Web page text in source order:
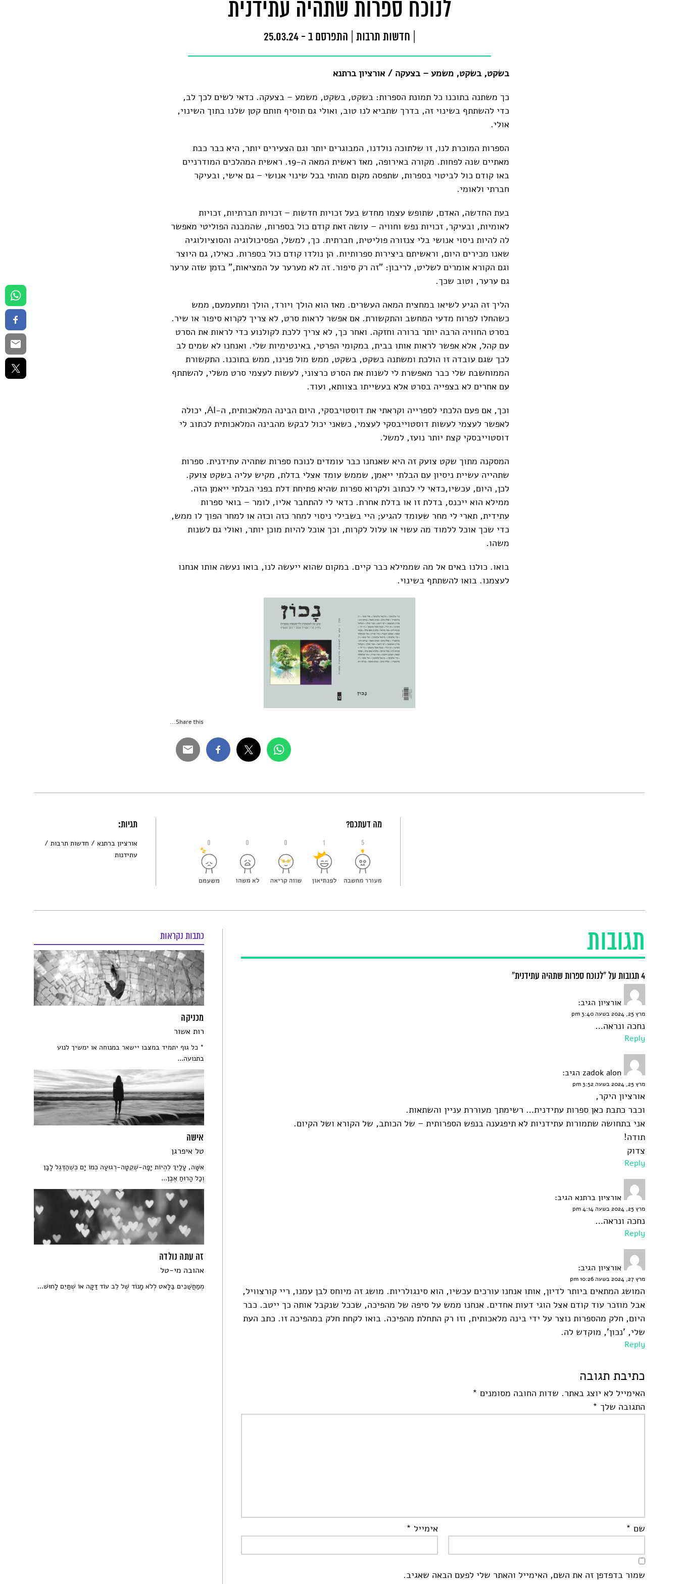
לנוכח ספרות שתהיה עתידנית
חדשות תרבות התפרסם ב - 25.03.24
בשקט, בשקט, משמע – בצעקה / אורציון ברתנא
כך משתנה בתוכנו כל תמונת הספרות: בשקט, בשקט, משמע – בצעקה. כדאי לשים לכך לב,
כדי להשתתף בשינוי זה, בדרך שתביא לנו טוב, ואולי גם תוסיף חותם קטן שלנו בתוך השינוי,
אולי.
הספרות המוכרת לנו, זו שלתוכה נולדנו, המבוגרים יותר וגם הצעירים יותר, היא כבר כבת
מאתיים שנה לפחות. מקורה באירופה, מאז ראשית המאה ה-19. ראשית המהלכים המודרניים
באו קודם כול לביטוי בספרות, שתפסה מקום מהותי בכל שינוי אנושי – גם אישי, ובעיקר
חברתי ולאומי.
בעת החדשה, האדם, שתופש עצמו מחדש בעל זכויות חדשות – זכויות חברתיות, זכויות
לאומיות, ובעיקר, זכויות נפש וחוויה – עושה זאת קודם כול בספרות, שהמבנה הפוליטי מאפשר
לה להיות ניסוי אנושי בלי צנזורה פוליטית, חברתית. כך, למשל, הפסיכולוגיה והסוציולוגיה
שאנו מכירים היום, וראשיתם ביצירות ספרותיות. הן נולדו קודם כול בספרות. כאילו, גם היוצר
וגם הקורא אומרים לשליט, לריבון: "זה רק סיפור. זה לא מערער על המציאות," בזמן שזה ערער
גם ערער, וטוב שכך.
הליך זה הגיע לשיאו במחצית המאה העשרים. מאז הוא הולך ויורד, הולך ומתעמעם, ממש
כשהחלו לפרוח מדעי המחשב והתקשורת. אם אפשר לראות סרט, לא צריך לקרוא סיפור או שיר.
בסרט החוויה הרבה יותר ברורה וחזקה. ואחר כך, לא צריך ללכת לקולנוע כדי לראות את הסרט
עם קהל, אלא אפשר לראות אותו בבית, במקומי הפרטי, באינטימיות שלי. ואנחנו לא שמים לב
לכך שגם עובדה זו הולכת ומשתנה בשקט, בשקט, ממש מול פנינו, ממש בתוכנו. התקשורת
הממוחשבת שלי כבר מאפשרת לי לשנות את הסרט כרצוני, לעשות לעצמי סרט משלי, להשתתף
עם אחרים לא בצפייה בסרט אלא בעשייתו בצוותא, ועוד.
וכך, אם פעם הלכתי לספרייה וקראתי את דוסטויבסקי, היום הבינה המלאכותית, ה-AI, יכולה
לאפשר לעצמי לעשות דוסטוייבסקי לעצמי, כשאני יכול לבקש מהבינה המלאכותית לכתוב לי
דוסטוייבסקי קצת יותר נועז, למשל.
המסקנה מתוך שקט צועק זה היא שאנחנו כבר עומדים לנוכח ספרות שתהיה עתידנית. ספרות
שתהייה עשיית ניסיון עם הבלתי ייאמן, שממש עומד אצלי בדלת, מקיש עליה בשקט צועק.
לכן, היום, עכשיו,כדאי לי לכתוב ולקרוא ספרות שהיא פתיחת דלת בפני הבלתי ייאמן הזה.
ממילא הוא ייכנס, בדלת זו או בדלת אחרת. כדאי לי להתחבר אליו, לומר – בואי ספרות
עתידית, תארי לי מחר שעומד להגיע; היי בשבילי ניסוי למחר כזה וכזה או למחר הפוך לו ממש,
כדי שכך אוכל ללמוד מה עשוי או עלול לקרות, וכך אוכל להיות מוכן יותר, ואולי גם לשנות
משהו.
בואו. כולנו באים אל מה שממילא כבר קיים. במקום שהוא ייעשה לנו, בואו נעשה אותו אנחנו
לעצמנו. בואו להשתתף בשינוי.
Share this...
מה דעתכם?
0 0 0 1 5
תגיות:
אורציון ברתנא
חדשות תרבות
עתידנות
תגובות
4 תגובות על “לנוכח ספרות שתהיה עתידנית”
אורציון הגיב:
מרץ 25, 2024 בשעה 3:40 pm
נחכה ונראה…
Reply
zadok alon הגיב:
מרץ 25, 2024 בשעה 3:52 pm
אורציון היקר,
וכבר כתבת כאן ספרות עתידנית… רשימתך מעוררת עניין והשתאות.
אני בתחושה שתמורות עתידניות לא תיפגענה בנפש הספרותית – של הכותב, של הקורא ושל הקיום.
תודה!
צדוק
Reply
אורציון ברתנא הגיב:
מרץ 25, 2024 בשעה 4:14 pm
נחכה ונראה…
Reply
אורציון הגיב:
מרץ 27, 2024 בשעה 10:26 pm
המושג המתאים ביותר לדיון, אותו אנחנו עורכים עכשיו, הוא סינגולריות. מושג זה מיוחס לבן עמנו, ריי קורצוויל,
אבל מוזכר עוד קודם אצל הוגי דעות אחדים. אנחנו ממש על סיפה של מהפיכה, שככל שנקבל אותה כך ייטב. כבר
היום, חלק מהספרות נוצר על ידי בינה מלאכותית, וזו רק התחלת מהפיכה. בואו לקחת חלק במהפיכה זו. כתב העת
שלי, 'נכון', מוקדש לה.
Reply
כתיבת תגובה
האימייל לא יוצג באתר. שדות החובה מסומנים *
התגובה שלך *
שם * אימייל *
שמור בדפדפן זה את השם, האימייל והאתר שלי לפעם הבאה שאגיב.
כתבות נקראות
מכניקה
רות אשור
* כל גוף יתמיד במצבו יישאר במנוחה או ימשיך לנוע
בתנועה...
אישה
טל איפרגן
אִשָּׁה, עָלַיִךְ לִהְיוֹת יָפָה-שְׁקֵטָה-רְגוּעָה כְּמוֹ יָם כְּשֶׁהַדֶּגֶל לָבָן
וְכָל הָרוּחַ אֶבֶן...
זה עתה נולדה
אהובה מי-טל
מְמַחֲשַׁכִּים בַּלָּאט לְלֹא מָנוֹד שֶׁל לֵב עוֹד דַּקָּה אוֹ שְׁתַּיִם לָחוּשׁ...